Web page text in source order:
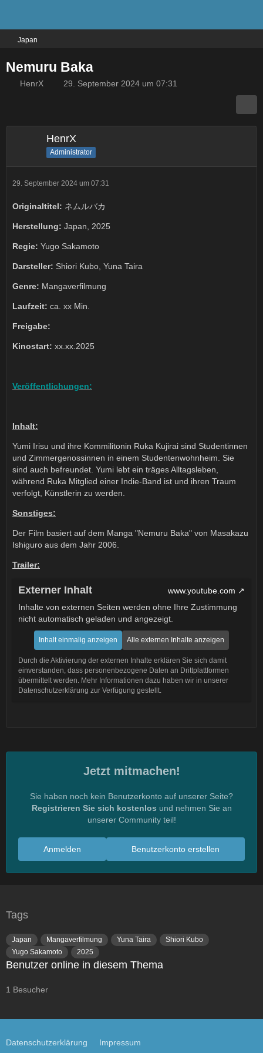
Japan
Nemuru Baka
HenrX 29. September 2024 um 07:31
HenrX
Administrator
29. September 2024 um 07:31
Originaltitel: ネムルバカ
Herstellung: Japan, 2025
Regie: Yugo Sakamoto
Darsteller: Shiori Kubo, Yuna Taira
Genre: Mangaverfilmung
Laufzeit: ca. xx Min.
Freigabe:
Kinostart: xx.xx.2025
Veröffentlichungen:
Inhalt:
Yumi Irisu und ihre Kommilitonin Ruka Kujirai sind Studentinnen
und Zimmergenossinnen in einem Studentenwohnheim. Sie
sind auch befreundet. Yumi lebt ein träges Alltagsleben,
während Ruka Mitglied einer Indie-Band ist und ihren Traum
verfolgt, Künstlerin zu werden.
Sonstiges:
Der Film basiert auf dem Manga "Nemuru Baka" von Masakazu
Ishiguro aus dem Jahr 2006.
Trailer:
Externer Inhalt
www.youtube.com
Inhalte von externen Seiten werden ohne Ihre Zustimmung
nicht automatisch geladen und angezeigt.
Inhalt einmalig anzeigen Alle externen Inhalte anzeigen
Durch die Aktivierung der externen Inhalte erklären Sie sich damit
einverstanden, dass personenbezogene Daten an Drittplattformen
übermittelt werden. Mehr Informationen dazu haben wir in unserer
Datenschutzerklärung zur Verfügung gestellt.
Jetzt mitmachen!
Sie haben noch kein Benutzerkonto auf unserer Seite?
Registrieren Sie sich kostenlos und nehmen Sie an
unserer Community teil!
Benutzerkonto erstellen
Anmelden
Tags
Japan Mangaverfilmung Yuna Taira
Shiori Kubo
Yugo Sakamoto
2025
Benutzer online in diesem Thema
1 Besucher
Datenschutzerklärung Impressum